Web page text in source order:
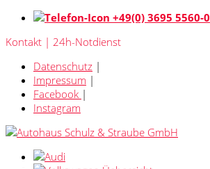
+49(0) 3695 5560-0
Kontakt | 24h-Notdienst
Datenschutz |
Impressum |
Facebook |
Instagram